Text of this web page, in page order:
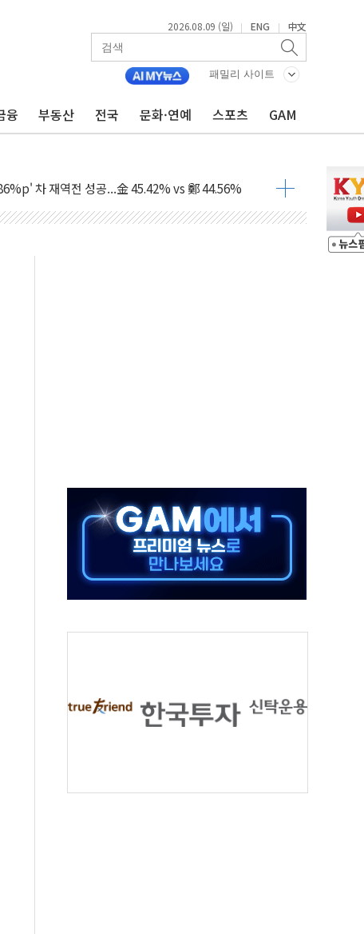
2026.08.09 (일) | ENG | 中文
패밀리 사이트
융 부동산 전국 문화·연예 스포츠 GAM
입…고수온 양식장 복구·지원 '총력'
사태 주의보'...경북도, 호우 피해·통제구간 없어
·정청래·김민석 당대표 후보
서 정청래에 승리...47.75% vs 42.08%
과 발표...김민석 47.75% 정청래 42.08%
표...김민석 45.09% 정청래 43.27% 송영길 11.63%
50㎜ 폭우…강원 동해안 강한 비 이어져
경미화원 수거차에 치여 사망
의 날 참석..."국제적 시민 연대로 목소리 내야"
실종 60대 나흘만에 숨진 채 발견
살해 10대 아들 체포
아친 정청래…제주 연설서 신경전 고조